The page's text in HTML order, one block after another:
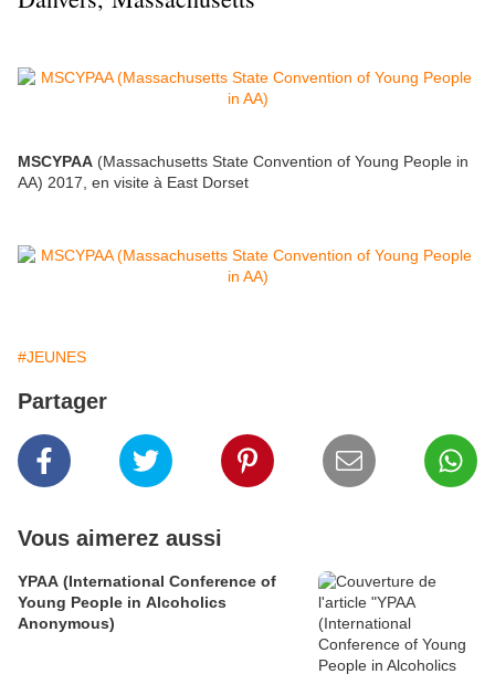
MSCYPAA (Massachusetts State Convention of Young People in
AA) 2017, en visite à East Dorset
#JEUNES
Partager
Vous aimerez aussi
YPAA (International Conference of
Young People in Alcoholics
Anonymous)